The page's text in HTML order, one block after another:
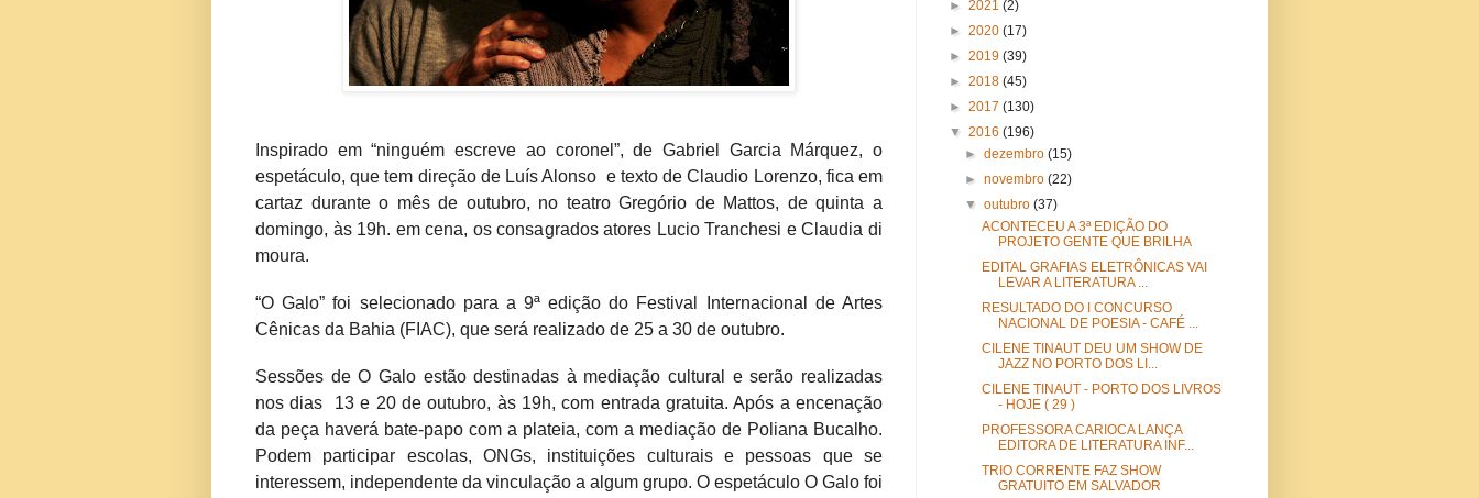
Inspirado em “ninguém escreve ao coronel”, de Gabriel Garcia Márquez, o
espetáculo, que tem direção de Luís Alonso e texto de Claudio Lorenzo, fica em
cartaz durante o mês de outubro, no teatro Gregório de Mattos, de quinta a
domingo, às 19h. em cena, os consagrados atores Lucio Tranchesi e Claudia di
moura.
“O Galo” foi selecionado para a 9ª edição do Festival Internacional de Artes
Cênicas da Bahia (FIAC), que será realizado de 25 a 30 de outubro.
Sessões de O Galo estão destinadas à mediação cultural e serão realizadas
nos dias 13 e 20 de outubro, às 19h, com entrada gratuita. Após a encenação
da peça haverá bate-papo com a plateia, com a mediação de Poliana Bucalho.
Podem participar escolas, ONGs, instituições culturais e pessoas que se
interessem, independente da vinculação a algum grupo. O espetáculo O Galo foi
► 2021 (2)
► 2020 (17)
► 2019 (39)
► 2018 (45)
► 2017 (130)
▼ 2016 (196)
►dezembro(15)
►novembro(22)
▼outubro(37)
ACONTECEU A 3ª EDIÇÃO DO
PROJETO GENTE QUE BRILHA
EDITAL GRAFIAS ELETRÔNICAS VAI
LEVAR A LITERATURA ...
RESULTADO DO I CONCURSO
NACIONAL DE POESIA - CAFÉ ...
CILENE TINAUT DEU UM SHOW DE
JAZZ NO PORTO DOS LI...
CILENE TINAUT - PORTO DOS LIVROS
- HOJE ( 29 )
PROFESSORA CARIOCA LANÇA
EDITORA DE LITERATURA INF...
TRIO CORRENTE FAZ SHOW
GRATUITO EM SALVADOR